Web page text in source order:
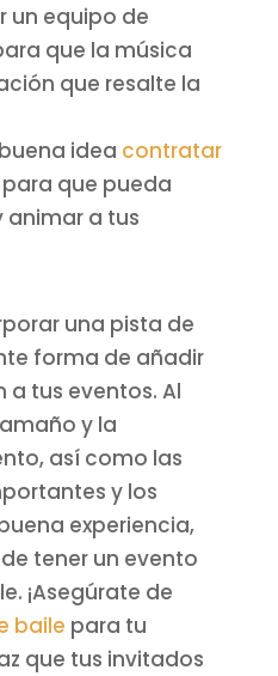
un equipo de
que la música
que resalte la
idea contratar
para que pueda
animar a tus
una pista de
forma de añadir
a tus eventos. Al
y la
así como las
y los
experiencia,
tener un evento
¡Asegúrate de
baile para tu
que tus invitados